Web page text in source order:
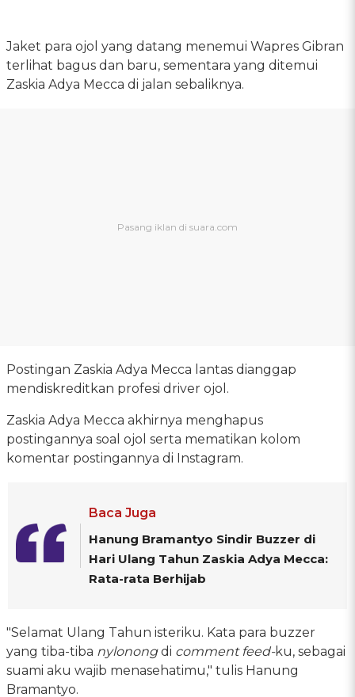
Jaket para ojol yang datang menemui Wapres Gibran
terlihat bagus dan baru, sementara yang ditemui
Zaskia Adya Mecca di jalan sebaliknya.
Postingan Zaskia Adya Mecca lantas dianggap
mendiskreditkan profesi driver ojol.
Zaskia Adya Mecca akhirnya menghapus
postingannya soal ojol serta mematikan kolom
komentar postingannya di Instagram.
Baca Juga
Hanung Bramantyo Sindir Buzzer di
Hari Ulang Tahun Zaskia Adya Mecca:
Rata-rata Berhijab
"Selamat Ulang Tahun isteriku. Kata para buzzer
yang tiba-tiba nylonongdi comment feed-ku, sebagai
suami aku wajib menasehatimu," tulis Hanung
Bramantyo.